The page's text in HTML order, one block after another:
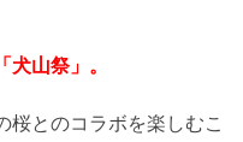
「犬山祭」。
桜とのコラボを楽しむこ